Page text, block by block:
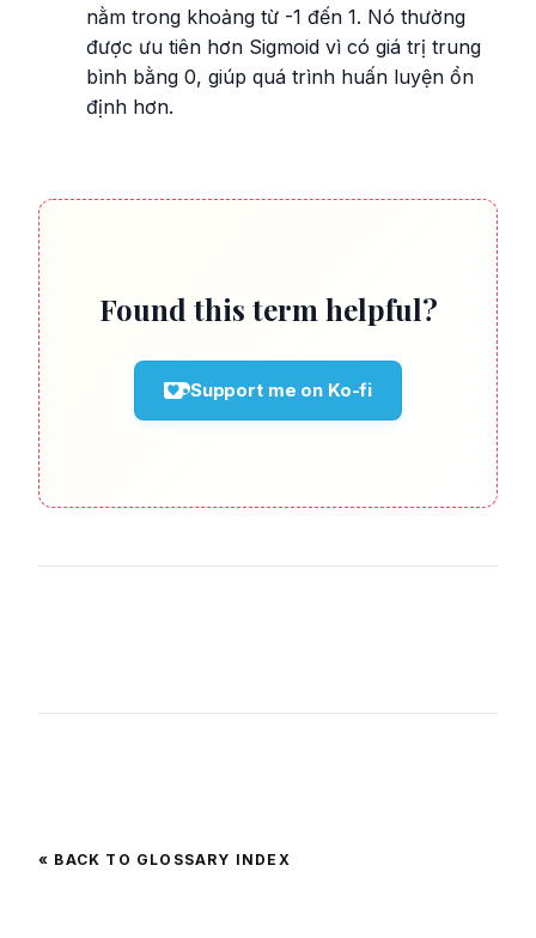
nằm trong khoảng từ -1 đến 1. Nó thường
được ưu tiên hơn Sigmoid vì có giá trị trung
bình bằng 0, giúp quá trình huấn luyện ổn
định hơn.
Found this term helpful?
Support me on Ko-fi
« BACK TO GLOSSARY INDEX